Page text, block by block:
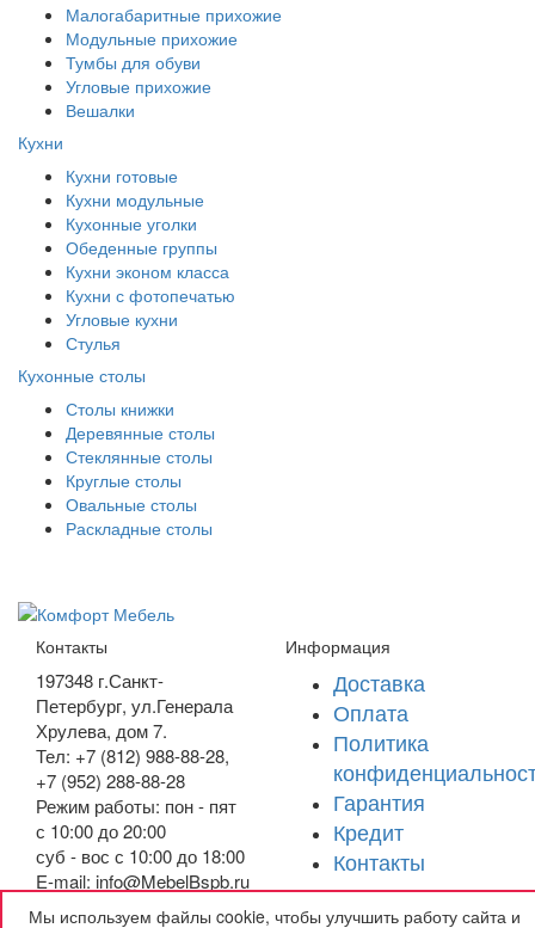
Малогабаритные прихожие
Модульные прихожие
Тумбы для обуви
Угловые прихожие
Вешалки
Кухни
Кухни готовые
Кухни модульные
Кухонные уголки
Обеденные группы
Кухни эконом класса
Кухни с фотопечатью
Угловые кухни
Стулья
Кухонные столы
Столы книжки
Деревянные столы
Стеклянные столы
Круглые столы
Овальные столы
Раскладные столы
Контакты
197348 г.Санкт-
Петербург, ул.Генерала
Хрулева, дом 7.
Тел: +7 (812) 988-88-28,
+7 (952) 288-88-28
Режим работы: пон - пят
с 10:00 до 20:00
суб - вос с 10:00 до 18:00
E-mail: info@MebelBspb.ru
Информация
Доставка
Оплата
Политика
Гарантия
Кредит
Контакты
Мы используем файлы cookie, чтобы улучшить работу сайта и